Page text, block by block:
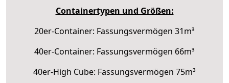
Containertypen und Größen:
20er-Container: Fassungsvermögen 31m³
40er-Container: Fassungsvermögen 66m³
40er-High Cube: Fassungsvermögen 75m³